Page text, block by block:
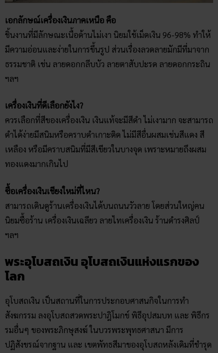
เอกลักษณ์เครื่องเงินภาคเหนือ คือ
ชิ้นงานที่มีลักษณะเนื้อด้านไม่เงา นิยมใช้เม็ดเงิน 96-98% ทำให้
มีความอ่อนและง่ายในการขึ้นรูป ส่วนเรื่องลวดลายมักมีที่มาจาก
ธรรมชาติ เช่น ลายดอกกลีบบัว ลายตาสับปะรด ลายดอกกระถิน
ฯลฯ
เครื่องเงินที่ดีเลือกยังไง?
ควรเลือกที่สีของเครื่องเงิน เงินแท้จะมีสีดำ ไม่เงามาก จะสามารถ
ดำได้ง่ายมีสนิมหรือคราบดำเกาะติด ไม่มีสีอื่นผสมเช่นสีแดง สี
เหลือง หรือมีคราบสนิมที่มีสีเขียวในบางจุด เพราะหมายถึงผสม
ทองแดงมากเกินไป
ซื้อเครื่องเงินเชียงใหม่ที่ไหน?
สามารถเดินดูร้านเครื่องเงินได้บนถนนวัวลาย โดยส่วนใหญ่คน
นิยมซื้อร้าน เครื่องเงินเฉลียว ลายไทเครื่องเงิน ร้านดำรงศิลป์
ฯลฯ
พระอุโบสถเงิน อุโบสถเงินแห่งแรกของ
โลก
อุโบสถเงิน เป็นสถานที่ในการประกอบศาสนกิจในการทำ
สังฆกรรม ลงอุโบสถสวดพระปาฎิโมกข์ พิธีอุปสมบท และ พิธีกร
รมอื่นๆ ของพระภิกษุสงฆ์ ในบวรพระพุทธศาสนา มีการ
ปฏิสังขรณ์จากฐาน และ เขตพัทธสีมาของอุโบสถหลังเดิมที่ชำรุด